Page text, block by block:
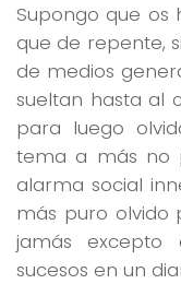
Supongo que os
que de repente,
de medios
sueltan hasta al
para luego
tema a más no
alarma social
más puro
jamás
sucesos en un